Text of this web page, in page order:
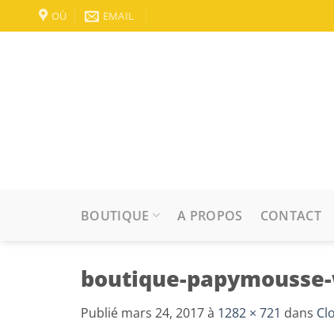
Passer
au
OÙ EMAIL
BOUTIQUE A PROPOS CONTACT
boutique-
Publié mars 24, 2017à 1282 × 721 dans